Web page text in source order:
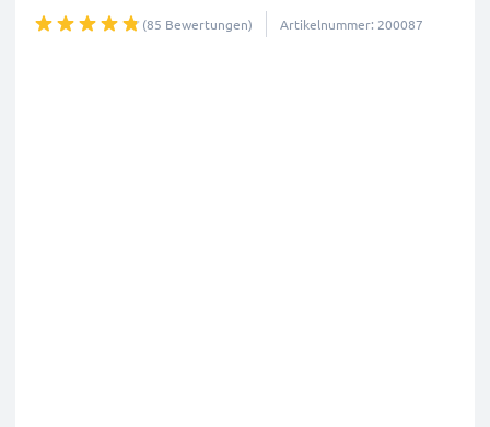
(85 Bewertungen) Artikelnummer: 200087